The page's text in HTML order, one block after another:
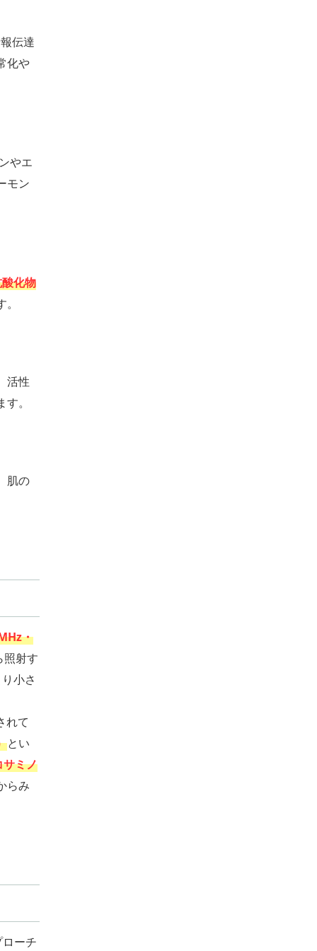
伝達
化や
やエ
モン
化物
活性
。
肌の
・
照射す
小さ
れて
とい
サミノ
らみ
ーチ